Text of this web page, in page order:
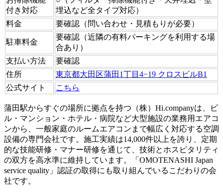
付き対応
埋込など全タイプ対応）
料金
要確認（問い合わせ・見積もりが必要）
駐車料金
要確認（近隣の有料パーキングを利用する場
合あり）
支払い方法
要確認
住所
東京都大田区蒲田1丁目4−19 クロスビルB1
公式サイト
こちら
蒲田駅からすぐの場所に拠点を持つ（株）Hi.companyは、ビ
ル・マンション・ホテル・病院など大型施設の業務用エアコ
ンから、一般家庭のルームエアコンまで幅広く対応する空調
設備の専門会社です。施工実績は14,000件以上を誇り、定期
的な技能研修・マナー研修を通じて、技術とホスピタリティ
の双方を高水準に維持しています。「OMOTENASHI Japan
service quality」認証の取得にも取り組んでいるこだわりの会
社です。